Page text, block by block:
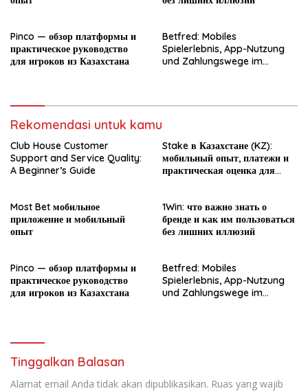
Pinco — обзор платформы и
практическое руководство
для игроков из Казахстана
Betfred: Mobiles
Spielerlebnis, App-Nutzung
und Zahlungswege im
Rekomendasi untuk kamu
Club House Customer
Support and Service Quality:
A Beginner’s Guide
Stake в Казахстане (KZ):
мобильный опыт, платежи и
практическая оценка для
Most Bet мобильное
приложение и мобильный
опыт
1Win: что важно знать о
бренде и как им пользоваться
без лишних иллюзий
Pinco — обзор платформы и
практическое руководство
для игроков из Казахстана
Betfred: Mobiles
Spielerlebnis, App-Nutzung
und Zahlungswege im
Tinggalkan Balasan
Alamat email Anda tidak akan dipublikasikan. Ruas yang wajib